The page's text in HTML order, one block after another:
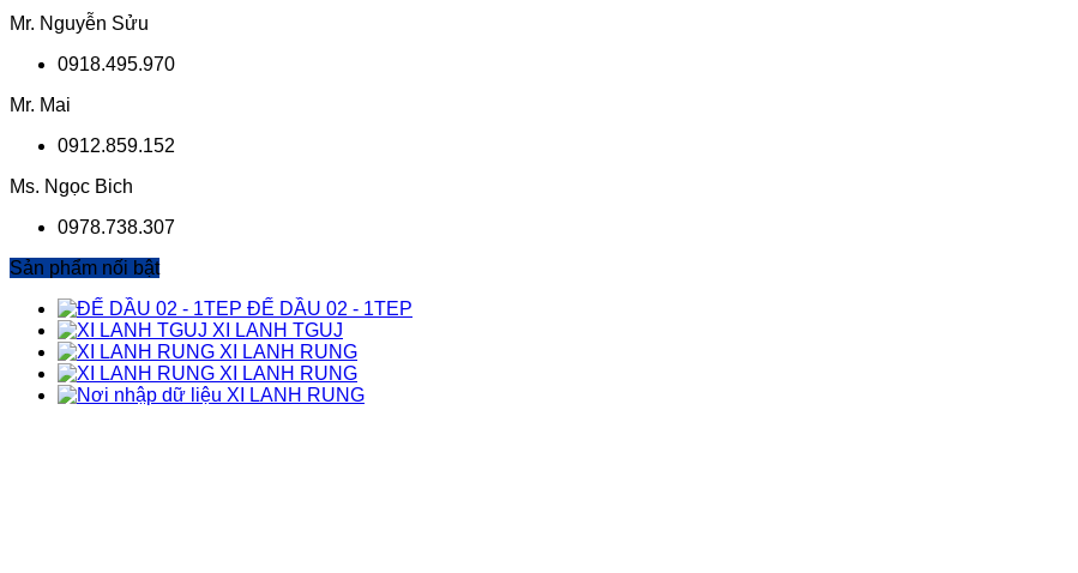
Mr. Nguyễn Sửu
0918.495.970
Mr. Mai
0912.859.152
Ms. Ngọc Bich
0978.738.307
Sản phẩm nối bật
ĐẾ DẦU 02 - 1TEP
XI LANH TGUJ
XI LANH RUNG
XI LANH RUNG
XI LANH RUNG